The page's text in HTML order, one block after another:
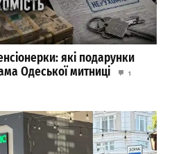
які подарунки
Одеської митниці
1